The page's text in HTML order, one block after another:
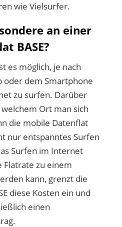
wie Vielsurfer.
an einer
BASE?
es möglich, je nach
oder dem Smartphone
zu surfen. Darüber
Ort man sich
die mobile Datenflat
nur entspanntes Surfen
Surfen im Internet
Flatrate zu einem
kann, grenzt die
diese Kosten ein und
einen